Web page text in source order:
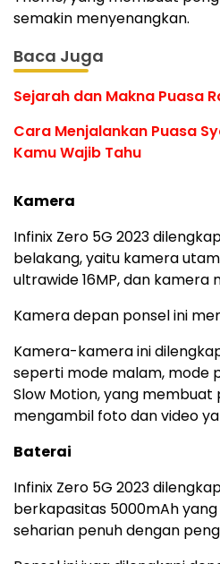
semakin menyenangkan.
Baca Juga
Sejarah dan Makna Puasa
Cara Menjalankan Puasa
Kamu Wajib Tahu
Kamera
Infinix Zero 5G 2023
belakang, yaitu kamera
ultrawide 16MP, dan kamera
Kamera depan ponsel ini
Kamera-kamera ini
seperti mode malam, mode
Slow Motion, yang
mengambil foto dan video
Baterai
Infinix Zero 5G 2023
berkapasitas 5000mAh
seharian penuh dengan